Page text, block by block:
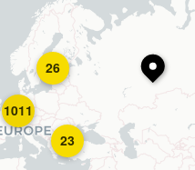
26
23
1011